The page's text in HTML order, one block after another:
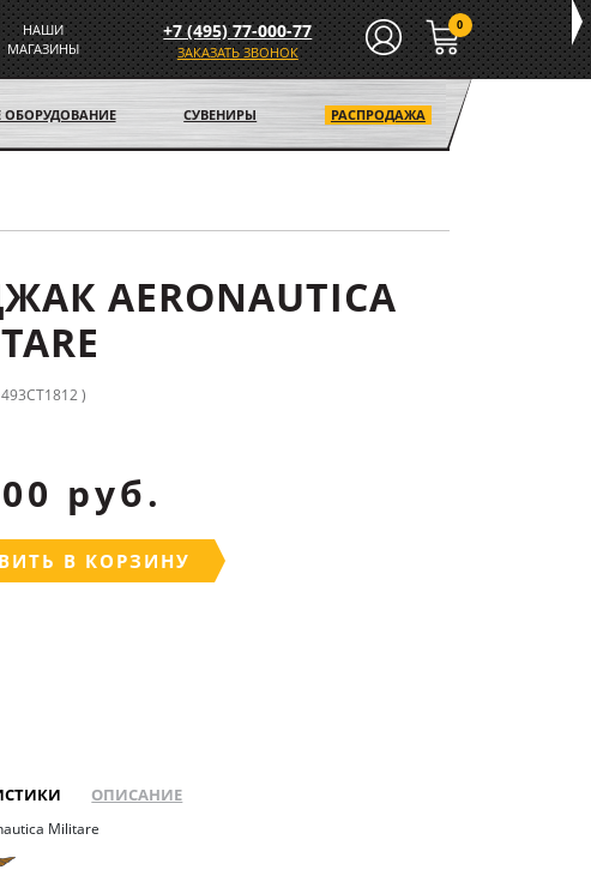
НАШИ
МАГАЗИНЫ
+7 (495) 77-000-77
ЗАКАЗАТЬ ЗВОНОК
0
ОБОРУДОВАНИЕ СУВЕНИРЫ РАСПРОДАЖА
AERONAUTICA
)
руб.
В КОРЗИНУ
ОПИСАНИЕ
Militare